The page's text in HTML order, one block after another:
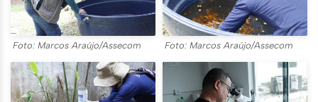
Foto: Marcos Araújo/Assecom Foto: Marcos Araújo/Assecom